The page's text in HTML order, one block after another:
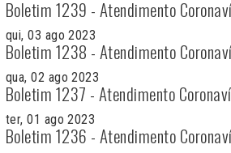
Boletim 1239 - Atendimento
qui, 03 ago 2023
Boletim 1238 - Atendimento
qua, 02 ago 2023
Boletim 1237 - Atendimento
ter, 01 ago 2023
Boletim 1236 - Atendimento